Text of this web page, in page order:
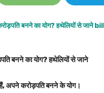
बनने का योग? हथेलियों से जाने
अपने करोड़पति बनने के योग।